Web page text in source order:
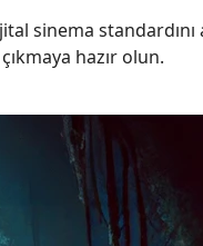
sinema standardını
hazır olun.